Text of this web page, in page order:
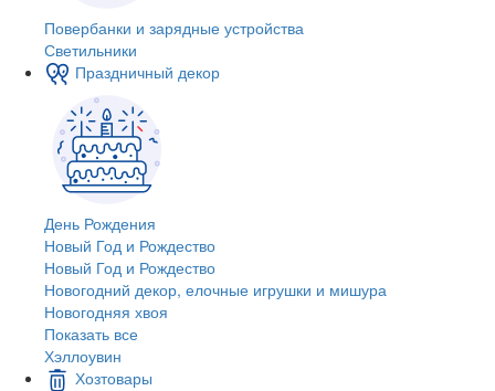
Повербанки и зарядные устройства
Светильники
Праздничный декор
День Рождения
Новый Год и Рождество
Новый Год и Рождество
Новогодний декор, елочные игрушки и мишура
Новогодняя хвоя
Показать все
Хэллоувин
Хозтовары